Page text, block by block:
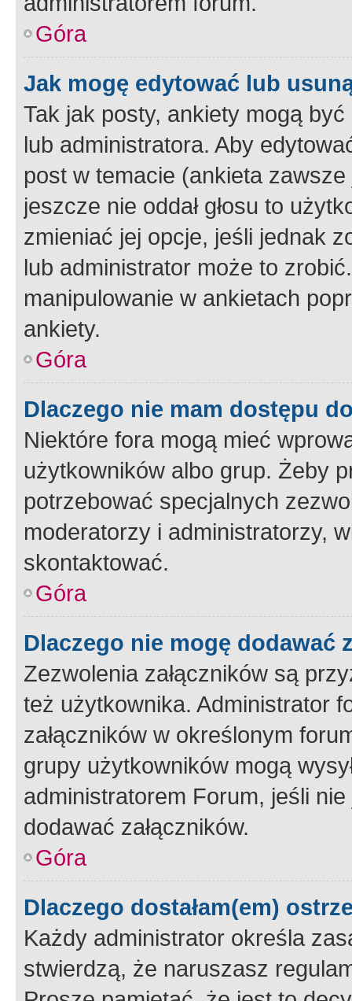
Góra
Jak mogę edytować lub
Tak jak posty, ankiety mogą
lub administratora. Aby
post w temacie (ankieta
jeszcze nie oddał głosu to
zmieniać jej opcje, jeśli jednak
lub administrator może to
manipulowanie w ankietach
ankiety.
Góra
Dlaczego nie mam dostępu
Niektóre fora mogą mieć
użytkowników albo grup. Żeby
potrzebować specjalnych
moderatorzy i administratorzy,
skontaktować.
Góra
Dlaczego nie mogę dodawać
Zezwolenia załączników są
też użytkownika. Administrator
załączników w określonym
grupy użytkowników mogą
administratorem Forum, jeśli
dodawać załączników.
Góra
Dlaczego dostałam(em)
Każdy administrator określa
stwierdzą, że naruszasz